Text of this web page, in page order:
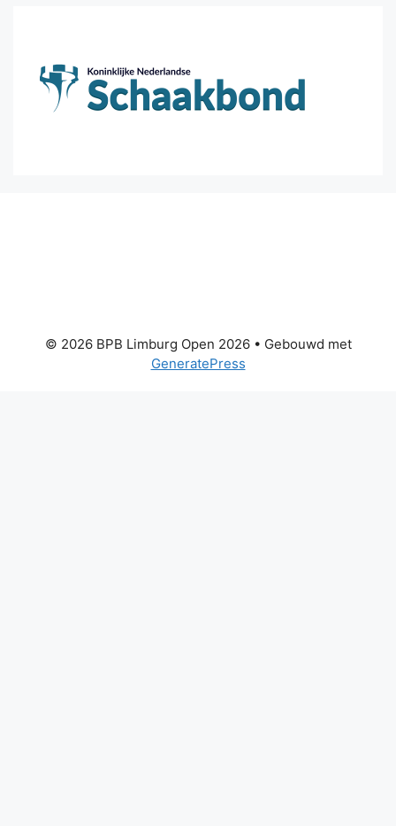
© 2026 BPB Limburg Open 2026• Gebouwd met
GeneratePress